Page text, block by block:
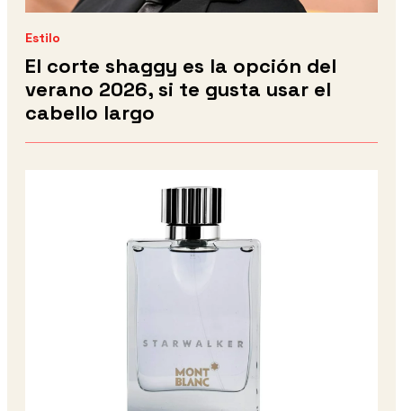
Estilo
El corte shaggy es la opción del
verano 2026, si te gusta usar el
cabello largo